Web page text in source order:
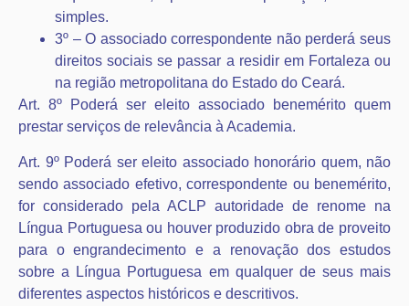
simples.
3º – O associado correspondente não perderá seus
direitos sociais se passar a residir em Fortaleza ou
na região metropolitana do Estado do Ceará.
Art. 8º Poderá ser eleito associado benemérito quem
prestar serviços de relevância à Academia.
Art. 9º Poderá ser eleito associado honorário quem, não
sendo associado efetivo, correspondente ou benemérito,
for considerado pela ACLP autoridade de renome na
Língua Portuguesa ou houver produzido obra de proveito
para o engrandecimento e a renovação dos estudos
sobre a Língua Portuguesa em qualquer de seus mais
diferentes aspectos históricos e descritivos.